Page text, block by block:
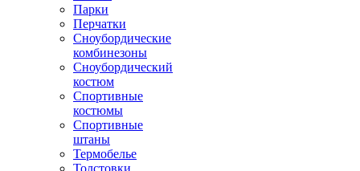
Парки
Перчатки
Сноубордические
комбинезоны
Сноубордический
костюм
Спортивные
костюмы
Спортивные
штаны
Термобелье
Толстовки